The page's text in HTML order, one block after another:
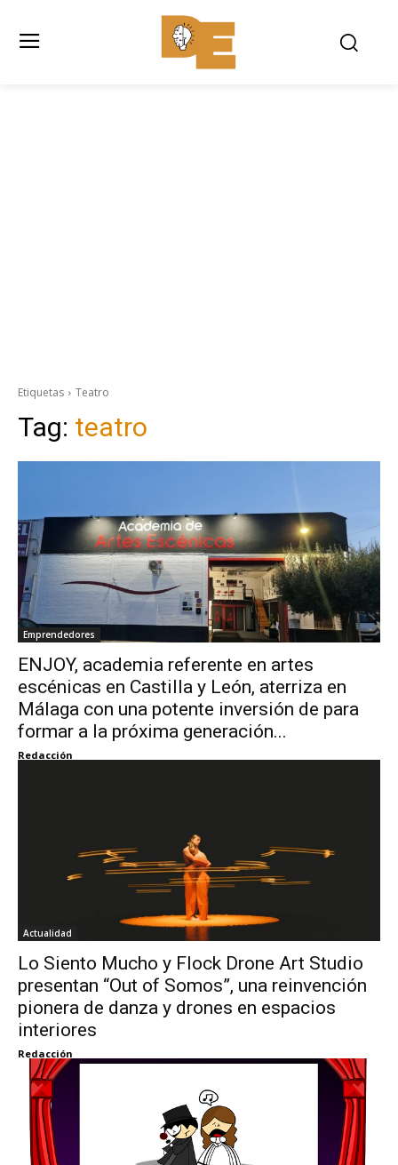
Etiquetas Teatro
Tag: teatro
Emprendedores
ENJOY, academia referente en artes
escénicas en Castilla y León, aterriza en
Málaga con una potente inversión de para
formar a la próxima generación...
Redacción
Actualidad
Lo Siento Mucho y Flock Drone Art Studio
presentan “Out of Somos”, una reinvención
pionera de danza y drones en espacios
interiores
Redacción